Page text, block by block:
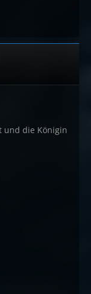
und die Königin